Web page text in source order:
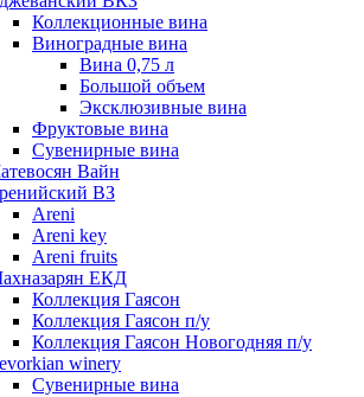
Коллекционные вина
Виноградные вина
Вина 0,75 л
Большой объем
Эксклюзивные вина
Фруктовые вина
Cувенирные вина
Вайн
ВЗ
Areni
Areni key
Areni fruits
ЕКД
Коллекция Гаясон
Коллекция Гаясон п/у
Коллекция Гаясон Новогодняя п/у
winery
Сувенирные вина